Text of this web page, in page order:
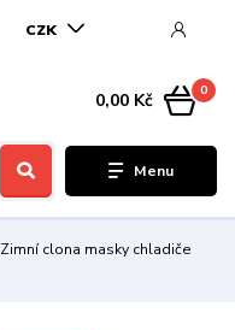
Menu
CZK
0
0,00 Kč
Zimní clona masky chladiče